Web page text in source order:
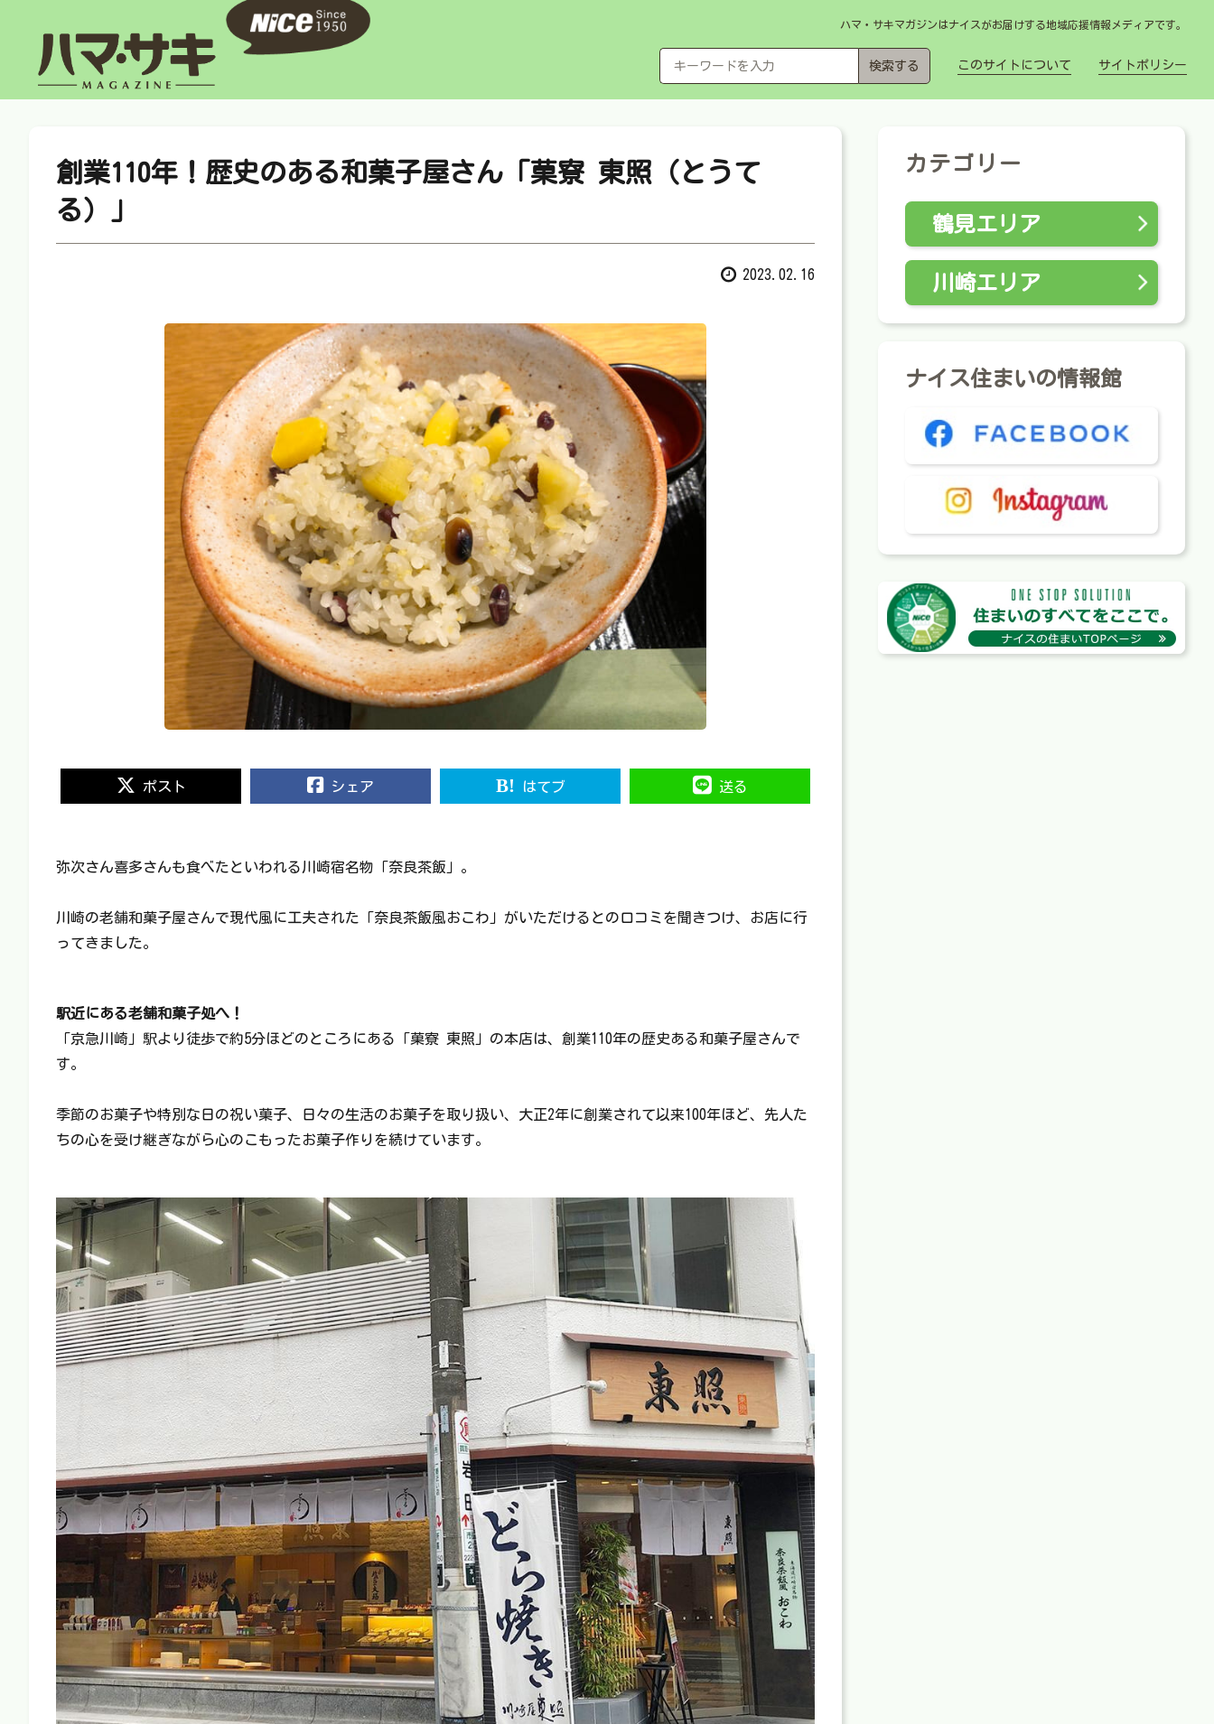
ハマ・サキマガジンはナイスがお届けする地域応援情報メディアです。
このサイトについて サイトポリシー
創業110年！歴史のある和菓子屋さん「菓寮 東照（とうて
る）」
2023.02.16
ポスト シェア はてブ 送る
弥次さん喜多さんも食べたといわれる川崎宿名物「奈良茶飯」。
川崎の老舗和菓子屋さんで現代風に工夫された「奈良茶飯風おこわ」がいただけるとの口コミを聞きつけ、お店に行
ってきました。
駅近にある老舗和菓子処へ！
「京急川崎」駅より徒歩で約5分ほどのところにある「菓寮 東照」の本店は、創業110年の歴史ある和菓子屋さんで
す。
季節のお菓子や特別な日の祝い菓子、日々の生活のお菓子を取り扱い、大正2年に創業されて以来100年ほど、先人た
ちの心を受け継ぎながら心のこもったお菓子作りを続けています。
カテゴリー
鶴見エリア
川崎エリア
ナイス住まいの情報館